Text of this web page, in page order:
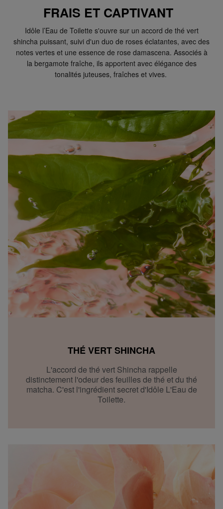
FRAIS ET CAPTIVANT
Idôle l’Eau de Toilette s'ouvre sur un accord de thé vert
shincha puissant, suivi d'un duo de roses éclatantes, avec des
notes vertes et une essence de rose damascena. Associés à
la bergamote fraîche, ils apportent avec élégance des
tonalités juteuses, fraîches et vives.
THÉ VERT SHINCHA
L'accord de thé vert Shincha rappelle
distinctement l'odeur des feuilles de thé et du thé
matcha. C'est l'ingrédient secret d'Idôle L'Eau de
Toilette.